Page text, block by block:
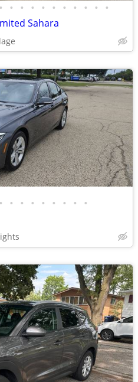
• • • • • • • • • • •
Sahara
• • • • • • • • •